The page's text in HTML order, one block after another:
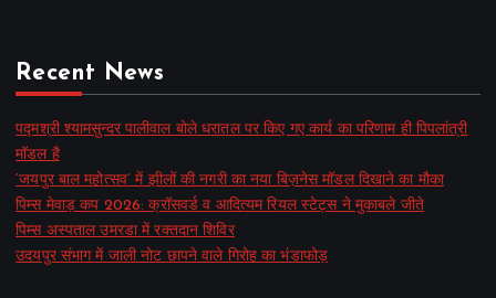
Recent News
पद्मश्री श्यामसुन्दर पालीवाल बोले धरातल पर किए गए कार्य का परिणाम ही पिपलांत्री
मॉडल है
‘जयपुर बाल महोत्सव’ में झीलों की नगरी का नया बिज़नेस मॉडल दिखाने का मौका
पिम्स मेवाड़ कप 2026: क्रॉसवर्ड व आदित्यम रियल स्टेट्स ने मुकाबले जीते
पिम्स अस्पताल उमरडा में रक्तदान शिविर
उदयपुर संभाग में जाली नोट छापने वाले गिरोह का भंडाफोड़